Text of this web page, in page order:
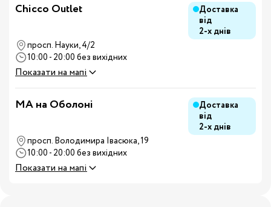
Chicco Outlet
Доставка
від
2-х днів
просп. Науки, 4/2
10:00 - 20:00 без вихідних
Показати на мапі
MA на Оболоні
Доставка
від
2-х днів
просп. Володимира Івасюка, 19
10:00 - 20:00 без вихідних
Показати на мапі